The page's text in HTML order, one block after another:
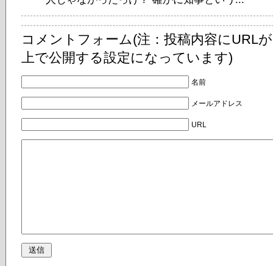
コメントフォーム(注：投稿内容にURL
上で公開する設定になっています)
名前
メールアドレス
URL